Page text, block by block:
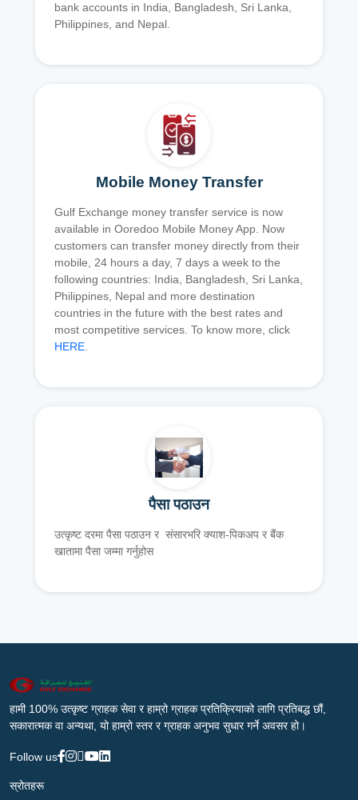
bank accounts in India, Bangladesh, Sri Lanka,
Philippines, and Nepal.
Mobile Money Transfer
Gulf Exchange money transfer service is now
available in Ooredoo Mobile Money App. Now
customers can transfer money directly from their
mobile, 24 hours a day, 7 days a week to the
following countries: India, Bangladesh, Sri Lanka,
Philippines, Nepal and more destination
countries in the future with the best rates and
most competitive services. To know more, click
HERE.
पैसा पठाउन
उत्कृष्ट दरमा पैसा पठाउन र संसारभरि क्याश-पिकअप र बैंक
खातामा पैसा जम्मा गर्नुहोस
हामी 100% उत्कृष्ट ग्राहक सेवा र हाम्रो ग्राहक प्रतिक्रियाको लागि प्रतिबद्ध छौं,
सकारात्मक वा अन्यथा, यो हाम्रो स्तर र ग्राहक अनुभव सुधार गर्ने अवसर हो।
Follow us
स्रोतहरू